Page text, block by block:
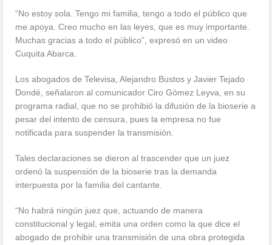
“No estoy sola. Tengo mi familia, tengo a todo el público que
me apoya. Creo mucho en las leyes, que es muy importante.
Muchas gracias a todo el público”, expresó en un video
Cuquita Abarca.
Los abogados de Televisa, Alejandro Bustos y Javier Tejado
Dondé, señalaron al comunicador Ciro Gómez Leyva, en su
programa radial, que no se prohibió la difusión de la bioserie a
pesar del intento de censura, pues la empresa no fue
notificada para suspender la transmisión.
Tales declaraciones se dieron al trascender que un juez
ordenó la suspensión de la bioserie tras la demanda
interpuesta por la familia del cantante.
“No habrá ningún juez que, actuando de manera
constitucional y legal, emita una orden como la que dice el
abogado de prohibir una transmisión de una obra protegida